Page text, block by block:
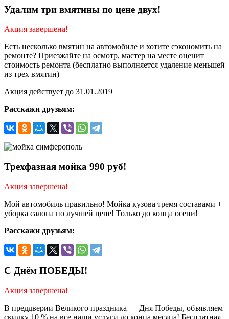
Удалим три вмятины по цене двух!
Акция завершена!
Есть несколько вмятин на автомобиле и хотите сэкономить на
ремонте? Приезжайте на осмотр, мастер на месте оценит
стоимость ремонта (бесплатно выполняется удаление меньшей
из трех вмятин)
Акция действует до 31.01.2019
Расскажи друзьям:
Трехфазная мойка 990 руб!
Акция завершена!
Мой автомобиль правильно! Мойка кузова тремя составами +
уборка салона по лучшей цене! Только до конца осени!
Расскажи друзьям:
С Днём ПОБЕДЫ!
Акция завершена!
В преддверии Великого праздника — Дня Победы, объявляем